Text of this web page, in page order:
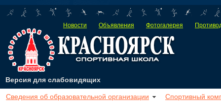
Новости Объявления Фотогалерея
Версия для слабовидящих
Сведения об образовательной организации Спортивный